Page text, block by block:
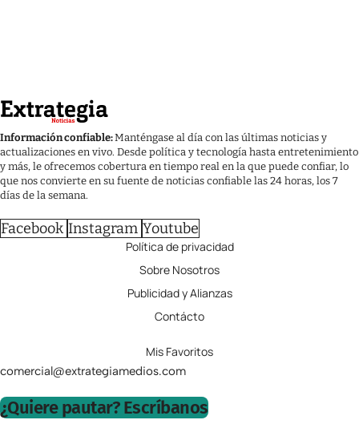
Información confiable:Manténgase al día con las últimas noticias y
actualizaciones en vivo. Desde política y tecnología hasta entretenimiento
y más, le ofrecemos cobertura en tiempo real en la que puede confiar, lo
que nos convierte en su fuente de noticias confiable las 24 horas, los 7
días de la semana.
Facebook Instagram Youtube
Política de privacidad
Sobre Nosotros
Publicidad y Alianzas
Contácto
Mis Favoritos
comercial@extrategiamedios.com
¿Quiere pautar? Escríbanos